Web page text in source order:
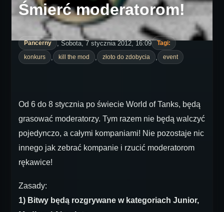
Śmierć moderatorom!
Pancerny , Sobota, 7 stycznia 2012, 16:09
Tagi:
konkurs
kill the mod złoto do zdobycia event
Od 6 do 8 stycznia po świecie World of Tanks, będą
grasować moderatorzy. Tym razem nie będą walczyć
pojedynczo, a całymi kompaniami! Nie pozostaje nic
innego jak zebrać kompanie i rzucić moderatorom
rękawice!
Zasady:
1) Bitwy będą rozgrywane w kategoriach Junior,